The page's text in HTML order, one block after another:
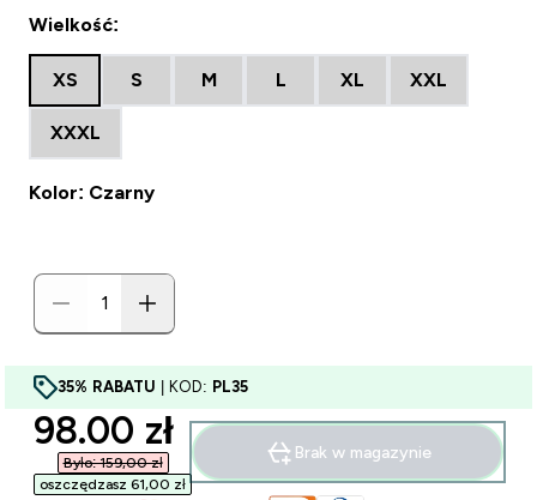
Wielkość:
XS S M L XL XXL
XXXL
Kolor: Czarny
35% RABATU | KOD: PL35
discounted price
98.00 zł‎
Było: 159,00 zł‎
oszczędzasz 61,00 zł‎
Brak w magazynie